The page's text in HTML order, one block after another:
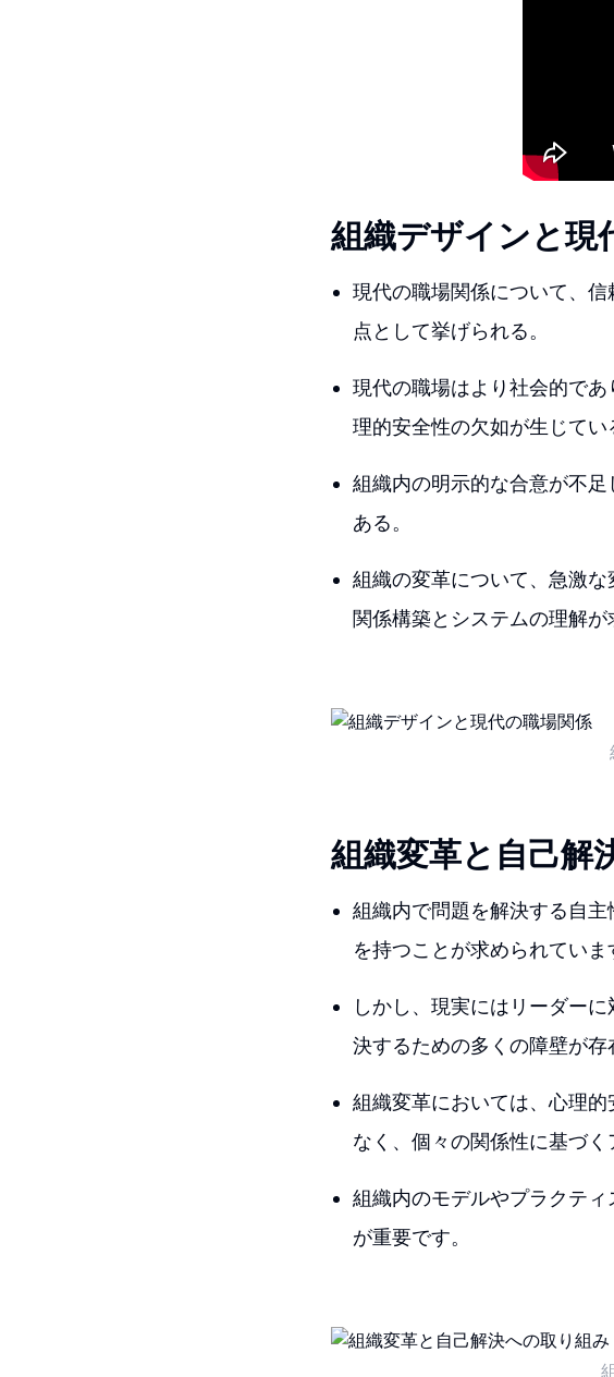
組織デザインと現
現代の職場関係について、
点として挙げられる。
現代の職場はより社会的で
理的安全性の欠如が生じてい
組織内の明示的な合意が不
ある。
組織の変革について、急激
関係構築とシステムの理解が
組織変革と自己解
組織内で問題を解決する自
を持つことが求められていま
しかし、現実にはリーダー
決するための多くの障壁が存
組織変革においては、心理
なく、個々の関係性に基づく
組織内のモデルやプラクテ
が重要です。